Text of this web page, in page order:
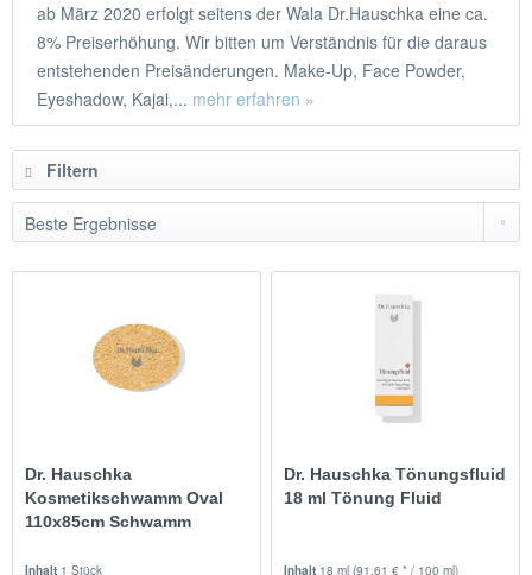
ab März 2020 erfolgt seitens der Wala Dr.Hauschka eine ca.
8% Preiserhöhung. Wir bitten um Verständnis für die daraus
entstehenden Preisänderungen. Make-Up, Face Powder,
Eyeshadow, Kajal,... mehr erfahren »
Filtern
Dr. Hauschka
Kosmetikschwamm Oval
110x85cm Schwamm
Inhalt 1 Stück
Dr. Hauschka Tönungsfluid
18 ml Tönung Fluid
Inhalt 18 ml(91,61 € * / 100 ml)